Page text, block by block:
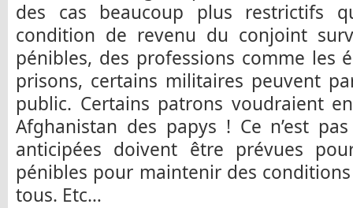
des cas beaucoup plus restrictifs
condition de revenu du conjoint
pénibles, des professions comme les
prisons, certains militaires peuvent
public. Certains patrons voudraient
Afghanistan des papys ! Ce n’est
anticipées doivent être prévues
pénibles pour maintenir des
tous. Etc…